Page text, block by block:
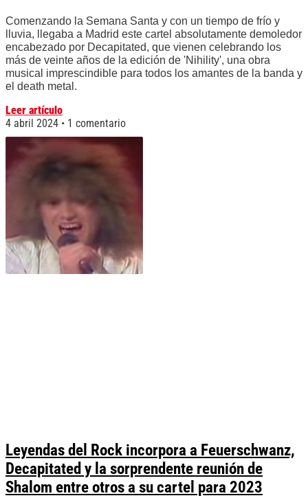
Comenzando la Semana Santa y con un tiempo de frío y
lluvia, llegaba a Madrid este cartel absolutamente demoledor
encabezado por Decapitated, que vienen celebrando los
más de veinte años de la edición de 'Nihility', una obra
musical imprescindible para todos los amantes de la banda y
el death metal.
Leer artículo
4 abril 2024
1 comentario
Leyendas del Rock incorpora a Feuerschwanz,
Decapitated y la sorprendente reunión de
Shalom entre otros a su cartel para 2023